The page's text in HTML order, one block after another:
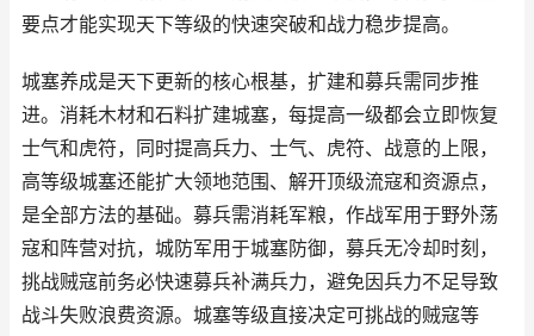
要点才能实现天下等级的快速突破和战力稳步提高。
城塞养成是天下更新的核心根基，扩建和募兵需同步推
进。消耗木材和石料扩建城塞，每提高一级都会立即恢复
士气和虎符，同时提高兵力、士气、虎符、战意的上限，
高等级城塞还能扩大领地范围、解开顶级流寇和资源点，
是全部方法的基础。募兵需消耗军粮，作战军用于野外荡
寇和阵营对抗，城防军用于城塞防御，募兵无冷却时刻，
挑战贼寇前务必快速募兵补满兵力，避免因兵力不足导致
战斗失败浪费资源。城塞等级直接决定可挑战的贼寇等